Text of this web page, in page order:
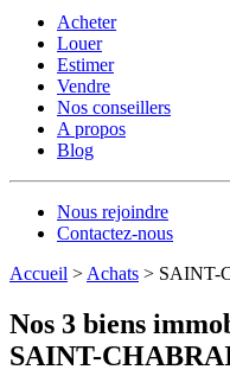
Acheter
Louer
Estimer
Vendre
Nos conseillers
A propos
Blog
Nous rejoindre
Contactez-nous
Accueil > Achats > SAINT-
Nos 3 biens
SAINT-